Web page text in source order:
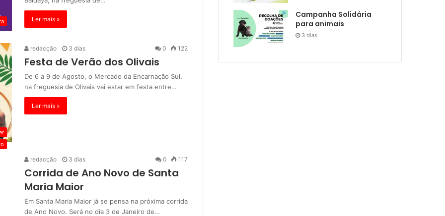
Ler mais »
redacção 3 dias 0 122
Festa de Verão dos Olivais
De 6 a 9 de Agosto, o Mercado da Encarnação Sul,
na freguesia de Olivais vai estar em festa entre…
Ler mais »
redacção 3 dias 0 117
Corrida de Ano Novo de Santa
Maria Maior
Em Santa Maria Maior já se pensa na próxima corrida
de Ano Novo. Será no dia 3 de Janeiro de…
Campanha Solidária
para animais
3 dias